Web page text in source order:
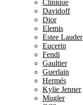
Clinique
Davidoff
Dior
Elemis
Estee Lauder
Eucerin
Fendi
Gaultier
Guerlain
Hermés
Kylie Jenner
Mugler